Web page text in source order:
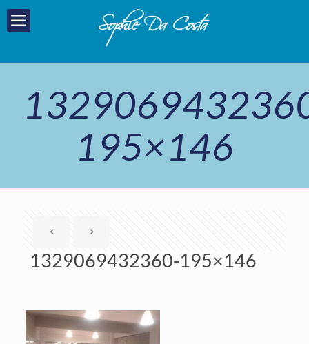
195×146
1329069432360-195×146